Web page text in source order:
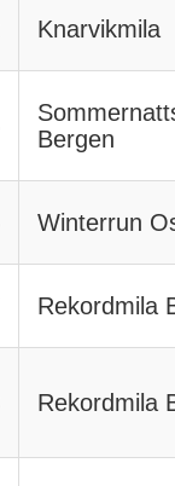
Knarvikmila
Bergen
Winterrun
Rekordmila
Rekordmila